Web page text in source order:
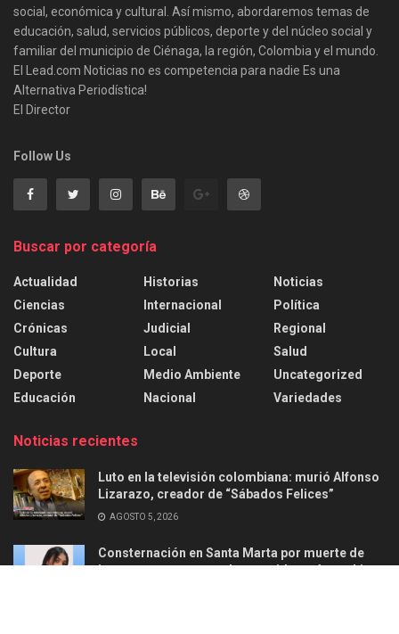
social, económica y cultural. Así mismo, abordaremos temas de
educación, salud, servicios públicos, deporte y del núcleo social y
familiar del municipio de Ciénaga, la región, Colombia y el mundo.
El Lead.com Noticias no es competencia para nadie Es una
Alternativa Periodística!
El Director
Follow Us
Buscar por categoría
Actualidad
Ciencias
Crónicas
Cultura
Deporte
Educación
Historias
Internacional
Judicial
Local
Medio Ambiente
Nacional
Noticias
Política
Regional
Salud
Uncategorized
Variedades
Noticias recientes
Luto en la televisión colombiana: murió Alfonso
Lizarazo, creador de “Sábados Felices”
AGOSTO 5, 2026
Consternación en Santa Marta por muerte de
joven en ataque armado ocurrido en Aguachica